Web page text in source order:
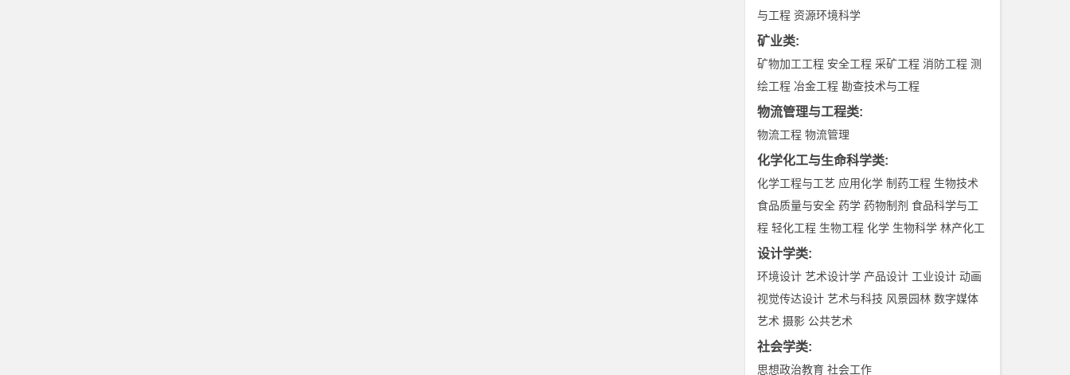
与工程 资源环境科学
矿业类:
矿物加工工程 安全工程 采矿工程 消防工程 测
绘工程 冶金工程 勘查技术与工程
物流管理与工程类:
物流工程 物流管理
化学化工与生命科学类:
化学工程与工艺 应用化学 制药工程 生物技术
食品质量与安全 药学 药物制剂 食品科学与工
程 轻化工程 生物工程 化学 生物科学 林产化工
设计学类:
环境设计 艺术设计学 产品设计 工业设计 动画
视觉传达设计 艺术与科技 风景园林 数字媒体
艺术 摄影 公共艺术
社会学类:
思想政治教育 社会工作